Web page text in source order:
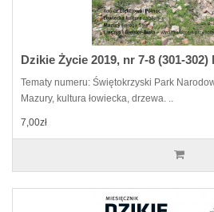
Dzikie Życie 2019, nr 7-8 (301-
Tematy numeru: Świętokrzyski Park
Mazury, kultura łowiecka, drzewa. ..
7,00zł